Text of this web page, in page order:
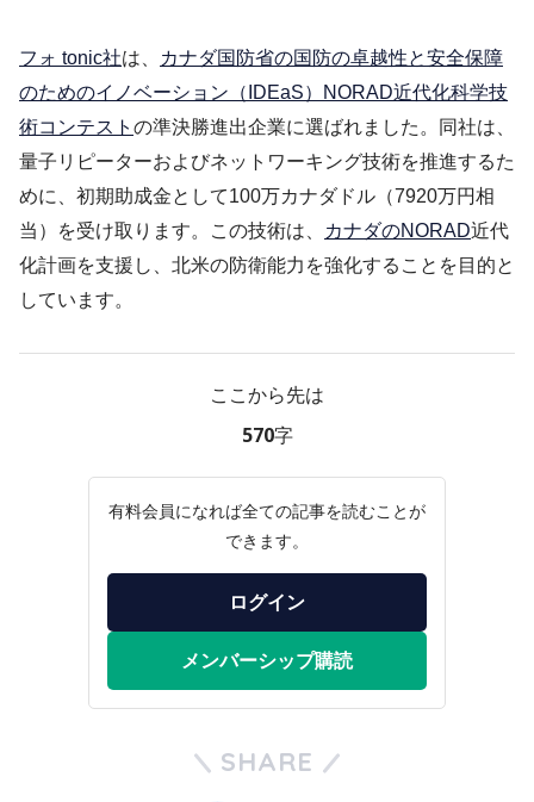
フォ tonic社は、
カナダ国防省の国防の卓越性と安全保障
のためのイノベーション（IDEaS）NORAD近代化科学技
術コンテスト の準決勝進出企業に選ばれました。同社は、
量子リピーターおよびネットワーキング技術を推進するた
めに、初期助成金として100万カナダドル（7920万円相
当）を受け取ります。この技術は、
カナダのNORAD近代
化計画を支援し、北米の防衛能力を強化することを目的と
しています。
ここから先は
570字
有料会員になれば全ての記事を読むことが
できます。
ログイン
メンバーシップ購読
SHARE